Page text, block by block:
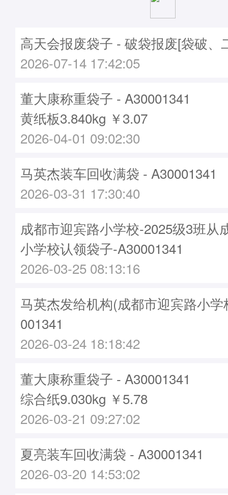
高天会报废袋子 - 破袋报废[袋破、
2026-07-14 17:42:05
董大康称重袋子 - A30001341
黄纸板3.840kg ￥3.07
2026-04-01 09:02:30
马英杰装车回收满袋 - A30001341
2026-03-31 17:30:40
成都市迎宾路小学校-2025级3班从
小学校认领袋子-A30001341
2026-03-25 08:13:16
马英杰发给机构(成都市迎宾路小
001341
2026-03-24 18:18:42
董大康称重袋子 - A30001341
综合纸9.030kg ￥5.78
2026-03-21 09:27:02
夏亮装车回收满袋 - A30001341
2026-03-20 14:53:02